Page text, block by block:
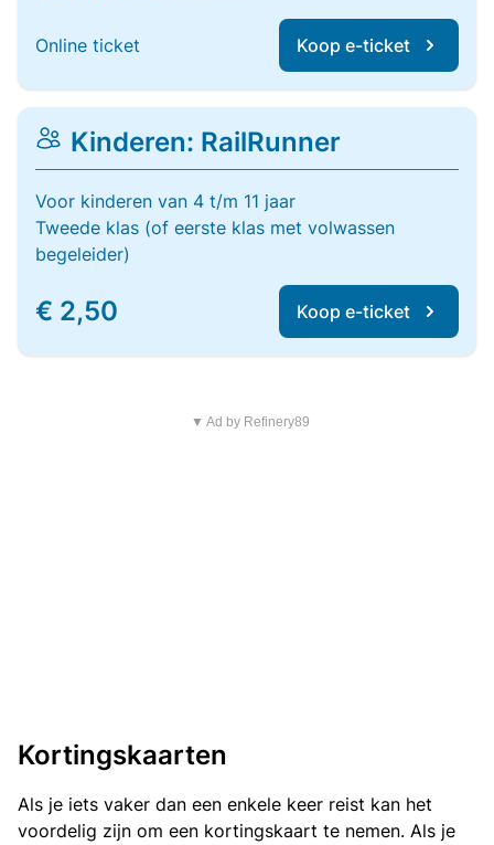
Online ticket Koop e-ticket
Kinderen: RailRunner
Voor kinderen van 4 t/m 11 jaar
Tweede klas (of eerste klas met volwassen
begeleider)
€ 2,50 Koop e-ticket
▼ Ad by Refinery89
Kortingskaarten
Als je iets vaker dan een enkele keer reist kan het
voordelig zijn om een kortingskaart te nemen. Als je